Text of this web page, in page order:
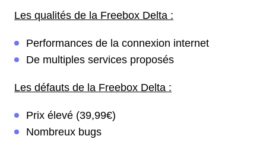
Les qualités de la Freebox Delta :
Performances de la connexion internet
De multiples services proposés
Les défauts de la Freebox Delta :
Prix élevé (39,99€)
Nombreux bugs